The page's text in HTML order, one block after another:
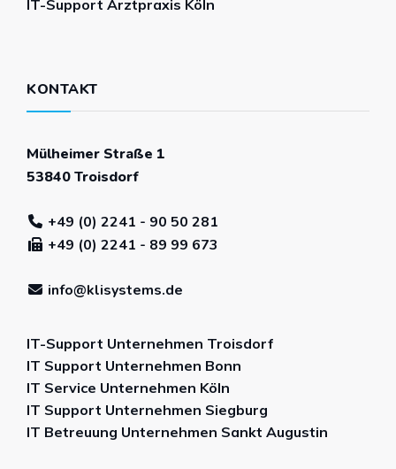
IT-Support Arztpraxis Köln
KONTAKT
Mülheimer Straße 1
53840 Troisdorf
+49 (0) 2241 - 90 50 281
+49 (0) 2241 - 89 99 673
info@klisystems.de
IT-Support Unternehmen Troisdorf
IT Support Unternehmen Bonn
IT Service Unternehmen Köln
IT Support Unternehmen Siegburg
IT Betreuung Unternehmen Sankt Augustin